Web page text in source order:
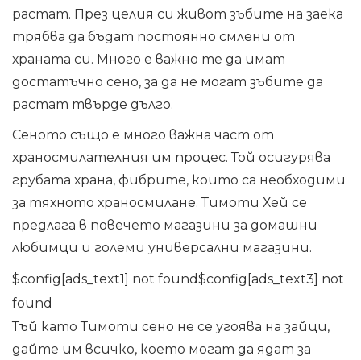
растат. През целия си живот зъбите на заека
трябва да бъдат постоянно смлени от
храната си. Много е важно те да имат
достатъчно сено, за да не могат зъбите да
растат твърде дълго.
Сеното също е много важна част от
храносмилателния им процес. Той осигурява
грубата храна, фибрите, които са необходими
за тяхното храносмилане. Тимоти Хей се
предлага в повечето магазини за домашни
любимци и големи универсални магазини.
$config[ads_text1] not found$config[ads_text3] not
found
Тъй като Тимоти сено не се угоява на зайци,
дайте им всичко, което могат да ядат за